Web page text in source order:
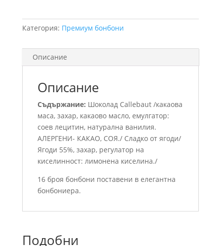
Категория: Премиум бонбони
Описание
Описание
Съдържание: Шоколад Callebaut /какаова
маса, захар, какаово масло, емулгатор:
соев лецитин, натурална ванилия.
АЛЕРГЕНИ- КАКАО, СОЯ./ Сладко от ягоди/
Ягоди 55%, захар, регулатор на
киселинност: лимонена киселина./
16 броя бонбони поставени в елегантна
бонбониера.
Подобни